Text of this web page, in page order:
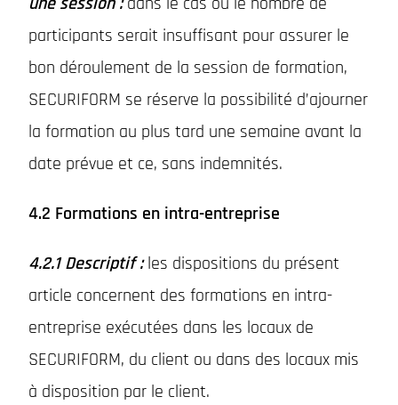
participants serait insuffisant pour assurer le
bon déroulement de la session de formation,
SECURIFORM se réserve la possibilité d’ajourner
la formation au plus tard une semaine avant la
date prévue et ce, sans indemnités.
4.2 Formations en intra-entreprise
4.2.1 Descriptif :les dispositions du présent
article concernent des formations en intra-
entreprise exécutées dans les locaux de
SECURIFORM, du client ou dans des locaux mis
à disposition par le client.